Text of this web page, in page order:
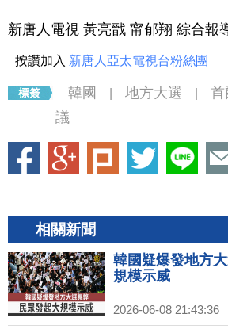
新唐人電視 黃亮戩 甯郁翔 綜合報
按讚加入 新唐人亞太電視台粉絲團
韓國 地方大選 首
議
相關新聞
韓國疑爆發地方
規模示威
2026-06-08 21:43:36